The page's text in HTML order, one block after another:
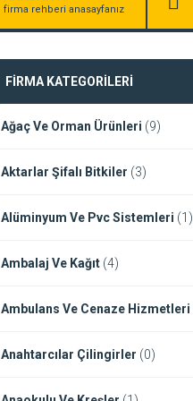
firma rehberi anasayfanız
FİRMA KATEGORİLERİ
Ağaç Ve Orman Ürünleri (9)
Aktarlar Şifalı Bitkiler (3)
Alüminyum Ve Pvc Sistemleri (1)
Ambalaj Ve Kağıt (4)
Ambulans Ve Cenaze Hizmetleri
Anahtarcılar Çilingirler (0)